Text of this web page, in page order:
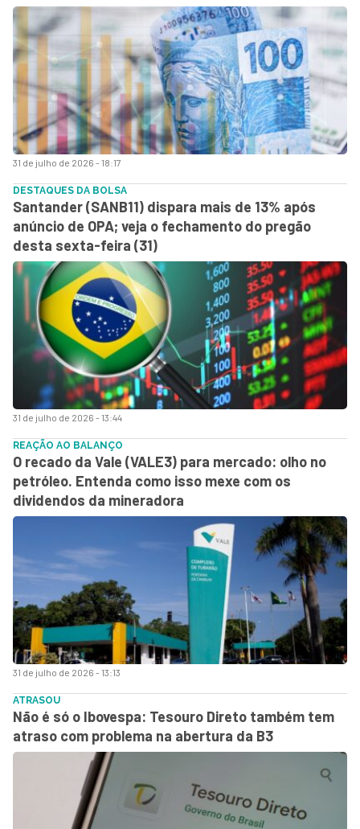
31 de julho de 2026 - 18:17
31 de julho de 2026 - 13:44
DESTAQUES DA BOLSA
Santander (SANB11) dispara mais de 13% após
anúncio de OPA; veja o fechamento do pregão
desta sexta-feira (31)
31 de julho de 2026 - 13:13
REAÇÃO AO BALANÇO
O recado da Vale (VALE3) para mercado: olho no
petróleo. Entenda como isso mexe com os
dividendos da mineradora
ATRASOU
Não é só o Ibovespa: Tesouro Direto também tem
atraso com problema na abertura da B3